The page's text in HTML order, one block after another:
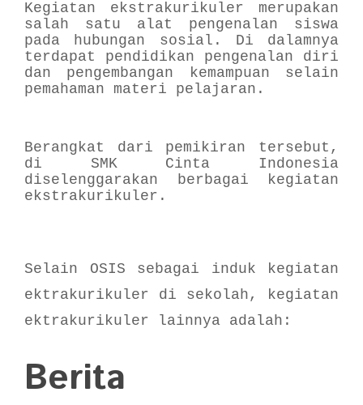
Kegiatan ekstrakurikuler merupakan
salah satu alat pengenalan siswa
pada hubungan sosial. Di dalamnya
terdapat pendidikan pengenalan diri
dan pengembangan kemampuan selain
pemahaman materi pelajaran.
Berangkat dari pemikiran tersebut,
di SMK Cinta Indonesia
diselenggarakan berbagai kegiatan
ekstrakurikuler.
Selain OSIS sebagai induk kegiatan
ektrakurikuler di sekolah, kegiatan
ektrakurikuler lainnya adalah:
Berita